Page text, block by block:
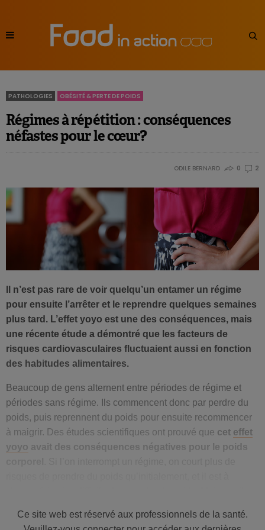
PATHOLOGIES OBÉSITÉ & PERTE DE POIDS
Régimes à répétition : conséquences
néfastes pour le cœur?
ODILE BERNARD 0 2
Il n’est pas rare de voir quelqu’un entamer un régime
pour ensuite l’arrêter et le reprendre quelques semaines
plus tard. L’effet yoyo est une des conséquences, mais
une récente étude a démontré que les facteurs de
risques cardiovasculaires fluctuaient aussi en fonction
des habitudes alimentaires.
Beaucoup de gens alternent entre périodes de régime et
périodes sans régime. Ils commencent donc par perdre du
poids, puis reprennent du poids pour ensuite recommencer
à maigrir. Des études scientifiques ont prouvé que cet effet
yoyo avait des conséquences négatives pour le poids
Ce site web est réservé aux professionnels de la santé.